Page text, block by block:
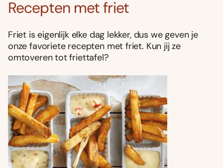
Recepten met friet
Friet is eigenlijk elke dag lekker, dus we geven je
onze favoriete recepten met friet. Kun jij ze
omtoveren tot friettafel?